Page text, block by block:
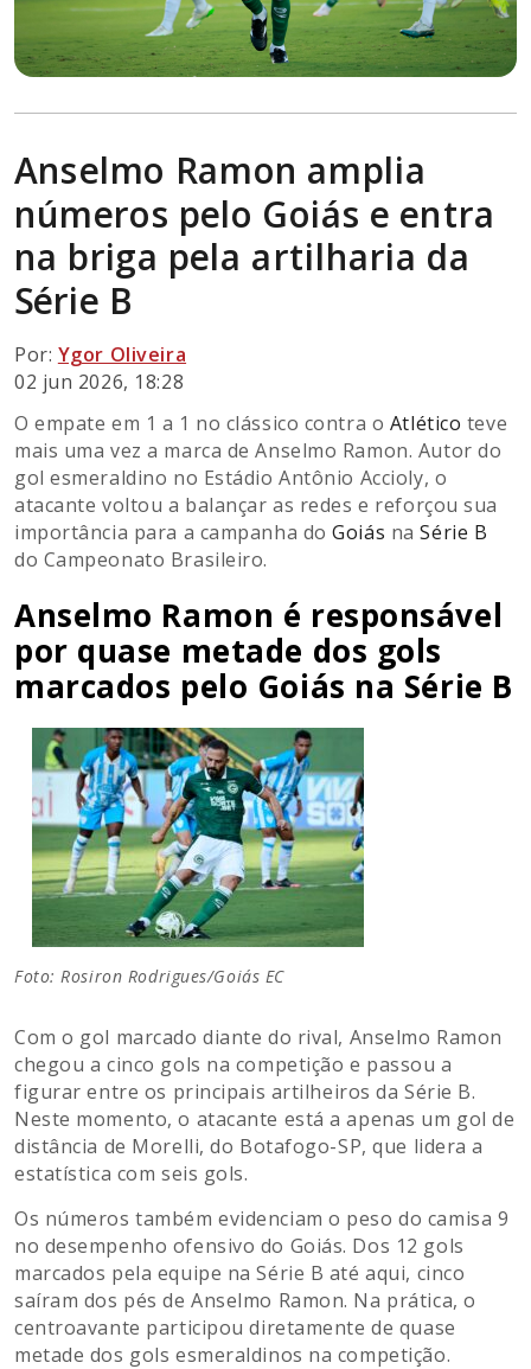
Anselmo Ramon amplia
números pelo Goiás e entra
na briga pela artilharia da
Série B
Por: Ygor Oliveira
02 jun 2026, 18:28
O empate em 1 a 1 no clássico contra o Atlético teve
mais uma vez a marca de Anselmo Ramon. Autor do
gol esmeraldino no Estádio Antônio Accioly, o
atacante voltou a balançar as redes e reforçou sua
importância para a campanha doGoiás naSérie B
do Campeonato Brasileiro.
Anselmo Ramon é responsável
por quase metade dos gols
marcados pelo Goiás na Série B
Foto: Rosiron Rodrigues/Goiás EC
Com o gol marcado diante do rival, Anselmo Ramon
chegou a cinco gols na competição e passou a
figurar entre os principais artilheiros da Série B.
Neste momento, o atacante está a apenas um gol de
distância de Morelli, do Botafogo-SP, que lidera a
estatística com seis gols.
Os números também evidenciam o peso do camisa 9
no desempenho ofensivo do Goiás. Dos 12 gols
marcados pela equipe na Série B até aqui, cinco
saíram dos pés de Anselmo Ramon. Na prática, o
centroavante participou diretamente de quase
metade dos gols esmeraldinos na competição.